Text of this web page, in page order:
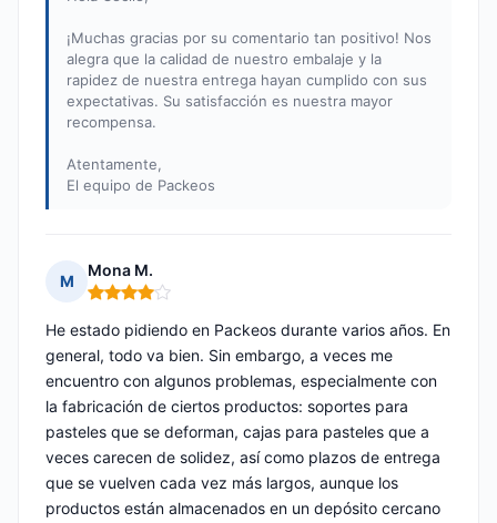
¡Muchas gracias por su comentario tan positivo! Nos
alegra que la calidad de nuestro embalaje y la
rapidez de nuestra entrega hayan cumplido con sus
expectativas. Su satisfacción es nuestra mayor
recompensa.
Atentamente,
El equipo de Packeos
M
Mona M.
Nota: 4 de 5
He estado pidiendo en Packeos durante varios años. En
general, todo va bien. Sin embargo, a veces me
encuentro con algunos problemas, especialmente con
la fabricación de ciertos productos: soportes para
pasteles que se deforman, cajas para pasteles que a
veces carecen de solidez, así como plazos de entrega
que se vuelven cada vez más largos, aunque los
productos están almacenados en un depósito cercano